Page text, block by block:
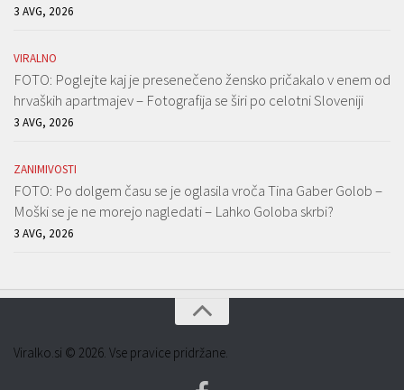
3 AVG, 2026
VIRALNO
FOTO: Poglejte kaj je presenečeno žensko pričakalo v enem od
hrvaških apartmajev – Fotografija se širi po celotni Sloveniji
3 AVG, 2026
ZANIMIVOSTI
FOTO: Po dolgem času se je oglasila vroča Tina Gaber Golob –
Moški se je ne morejo nagledati – Lahko Goloba skrbi?
3 AVG, 2026
Viralko.si © 2026. Vse pravice pridržane.